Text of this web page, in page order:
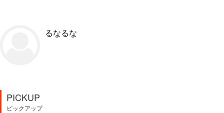
るなるな
PICKUP
ピックアップ